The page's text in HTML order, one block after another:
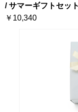
サマーギフトセッ
￥10,340